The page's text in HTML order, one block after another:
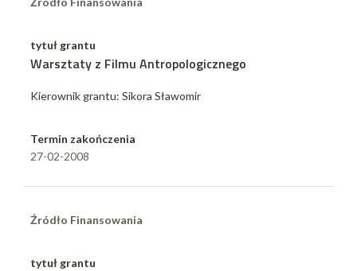
tytuł grantu
Warsztaty z Filmu Antropologicznego
Kierownik grantu: Sikora Sławomir
Termin zakończenia
27-02-2008
Źródło Finansowania
tytuł grantu